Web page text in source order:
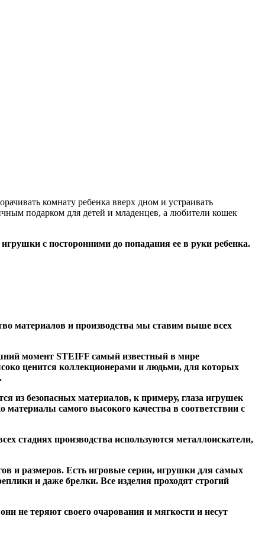
комнату ребенка вверх дном и устраивать
подарком для детей и младенцев, а любители кошек
с посторонними до попадания ее в руки ребенка.
материалов и производства мы ставим выше всех
момент STEIFF самый известный в мире
ценится коллекционерами и людьми, для которых
безопасных материалов, к примеру, глаза игрушек
самого высокого качества в соответствии с
стадиях производства используются металлоискатели,
и размеров. Есть игровые серии, игрушки для самых
и даже брелки. Все изделия проходят строгий
не теряют своего очарования и мягкости и несут